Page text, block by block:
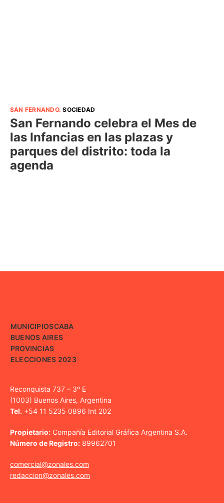
SAN FERNANDO.SOCIEDAD
San Fernando celebra el Mes de
las Infancias en las plazas y
parques del distrito: toda la
agenda
MUNICIPIOSCABA
BUENOS AIRES
PROVINCIAS
ELECCIONES 2023
Reconquista 737 – 3º E
(1003) Buenos Aires, Argentina
Tel. +54 11 5235 0896 Int 202
Propietario: Compañía Editorial Gráfica Argentina S.A.
Número de Registro: 89962701
comercial@zonales.com
redaccion@zonales.com